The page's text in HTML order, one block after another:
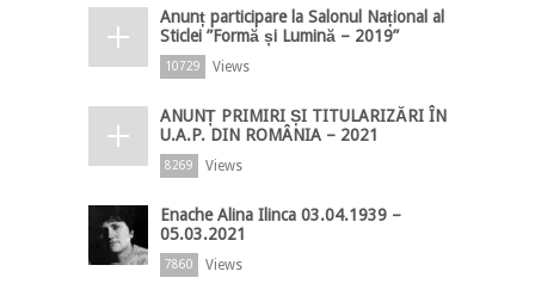
Anunț participare la Salonul Național al
Sticlei ”Formă și Lumină – 2019”
10729 Views
ANUNȚ PRIMIRI ȘI TITULARIZĂRI ÎN
U.A.P. DIN ROMÂNIA – 2021
8269 Views
Enache Alina Ilinca 03.04.1939 –
05.03.2021
7860 Views